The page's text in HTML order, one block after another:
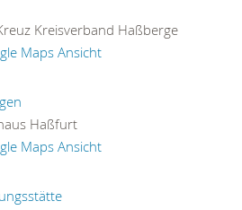
Kreisverband Haßberge
Maps Ansicht
Haßfurt
Maps Ansicht